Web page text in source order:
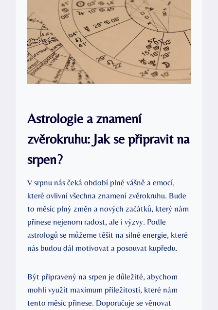
Astrologie a znamení
zvěrokruhu: Jak se připravit na
srpen?
V srpnu nás čeká období plné vášně a emocí,
které ovlivní všechna znamení zvěrokruhu. Bude
to měsíc plný změn a nových začátků, který nám
přinese nejenom radost, ale i výzvy. Podle
astrologů se můžeme těšit na silné energie, které
nás budou dál motivovat a posouvat kupředu.
Být připravený na srpen je důležité, abychom
mohli využít maximum příležitostí, které nám
tento měsíc přinese. Doporučuje se věnovat